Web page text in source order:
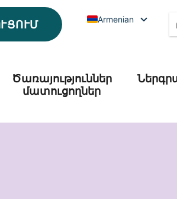
Armenian
Ծառայություններ
մատուցողներ